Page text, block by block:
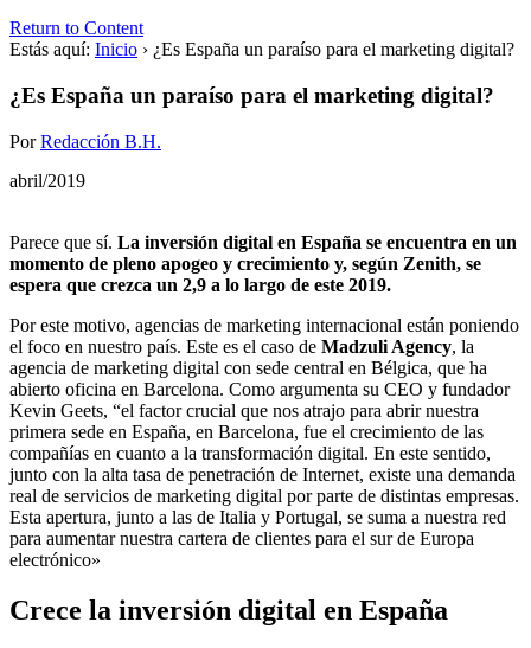
Return to Content
Estás aquí: Inicio › ¿Es España un paraíso para el marketing digital?
¿Es España un paraíso para el marketing digital?
PorRedacción B.H.
abril/2019
Parece que sí. La inversión digital en España se encuentra en un
momento de pleno apogeo y crecimiento y, según Zenith, se
espera que crezca un 2,9 a lo largo de este 2019.
Por este motivo, agencias de marketing internacional están poniendo
el foco en nuestro país. Este es el caso de Madzuli Agency, la
agencia de marketing digital con sede central en Bélgica, que ha
abierto oficina en Barcelona. Como argumenta su CEO y fundador
Kevin Geets, “el factor crucial que nos atrajo para abrir nuestra
primera sede en España, en Barcelona, fue el crecimiento de las
compañías en cuanto a la transformación digital. En este sentido,
junto con la alta tasa de penetración de Internet, existe una demanda
real de servicios de marketing digital por parte de distintas empresas.
Esta apertura, junto a las de Italia y Portugal, se suma a nuestra red
para aumentar nuestra cartera de clientes para el sur de Europa
electrónico»
Crece la inversión digital en España